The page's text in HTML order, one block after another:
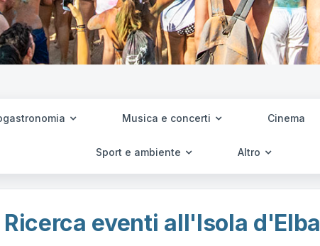
Musica e concerti Cinema
Sport e ambiente Altro
Ricerca eventi all'Isola d'Elba